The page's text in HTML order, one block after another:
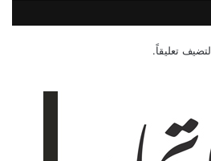
لتضيف تعليقاً.